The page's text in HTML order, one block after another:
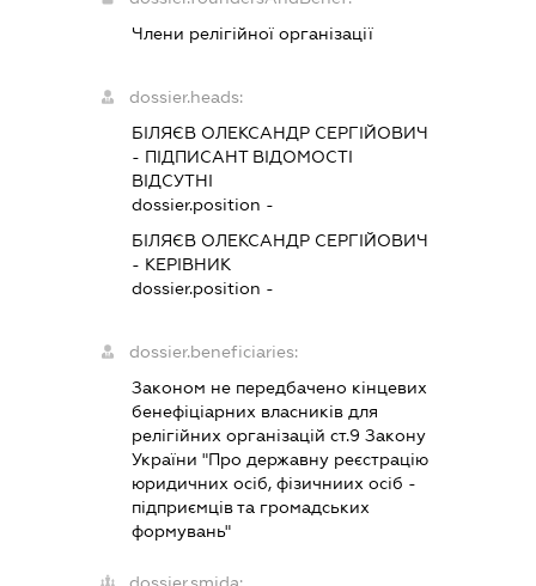
Члени релігійної організації
dossier.heads:
БІЛЯЄВ ОЛЕКСАНДР СЕРГІЙОВИЧ
- ПІДПИСАНТВІДОМОСТІ
ВІДСУТНІ
dossier.position -
БІЛЯЄВ ОЛЕКСАНДР СЕРГІЙОВИЧ
- КЕРІВНИК
dossier.position -
dossier.beneficiaries:
Законом не передбачено кінцевих
бенефіціарних власників для
релігійних організацій ст.9 Закону
України "Про державну реєстрацію
юридичних осіб, фізичниих осіб -
підприємців та громадських
формувань"